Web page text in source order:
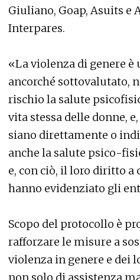
Giuliano, Goap, Asuits e
Interpares.
«La violenza di genere
ancorché sottovalutato,
rischio la salute
vita stessa delle donne,
siano direttamente o
anche la salute psico-
e, con ciò, il loro diritto a
hanno evidenziato gli
Scopo del protocollo è
rafforzare le misure a
violenza in genere e dei